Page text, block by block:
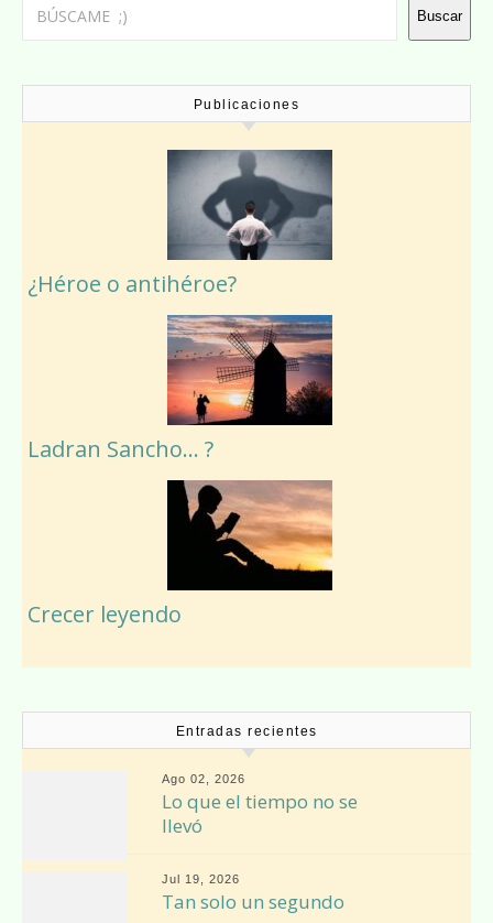
Buscar
Publicaciones
¿Héroe o antihéroe?
Ladran Sancho… ?
Crecer leyendo
Entradas recientes
Ago 02, 2026
Lo que el tiempo no se
llevó
Jul 19, 2026
Tan solo un segundo